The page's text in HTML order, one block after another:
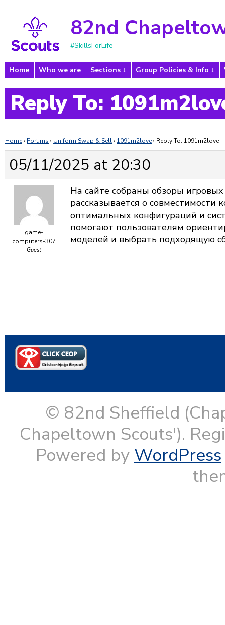
82nd
#SkillsForLife
Home Who we are Sections Group Policies & Info
Reply To:
Home› Forums › Uniform Swap & Sell› 1091m2love› Reply To: 1091m2love
05/11/2025 at 20:30
game-
computers-307
Guest
На сайте собраны обзоры
рассказывается о
оптимальных конфигураций и
помогают пользователям
моделей и выбрать подходящую
© 82nd Sheffield
Chapeltown Scouts').
Powered by WordPress